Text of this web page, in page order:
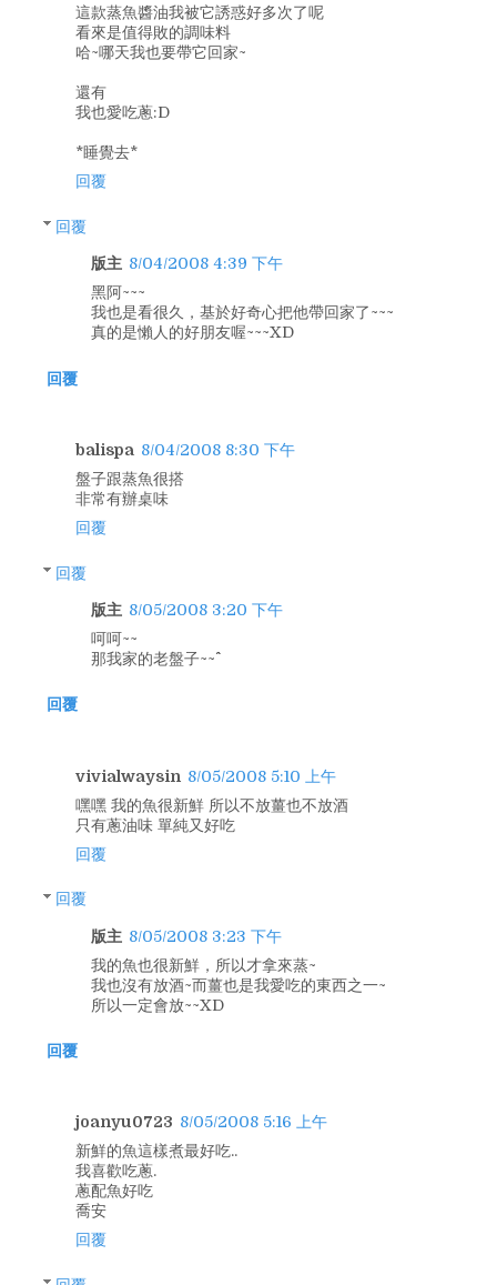
這款蒸魚醬油我被它誘惑好多次了呢
看來是值得敗的調味料
哈~哪天我也要帶它回家~
還有
我也愛吃蔥:D
*睡覺去*
回覆
回覆
版主 8/04/2008 4:39 下午
黑阿~~~
我也是看很久，基於好奇心把他帶回家了~~~
真的是懶人的好朋友喔~~~XD
回覆
balispa 8/04/2008 8:30 下午
盤子跟蒸魚很搭
非常有辦桌味
回覆
回覆
版主 8/05/2008 3:20 下午
呵呵~~
那我家的老盤子~~^^
回覆
vivialwaysin 8/05/2008 5:10 上午
嘿嘿 我的魚很新鮮 所以不放薑也不放酒
只有蔥油味 單純又好吃
回覆
回覆
版主 8/05/2008 3:23 下午
我的魚也很新鮮，所以才拿來蒸~
我也沒有放酒~而薑也是我愛吃的東西之一~
所以一定會放~~XD
回覆
joanyu0723 8/05/2008 5:16 上午
新鮮的魚這樣煮最好吃..
我喜歡吃蔥.
蔥配魚好吃
喬安
回覆